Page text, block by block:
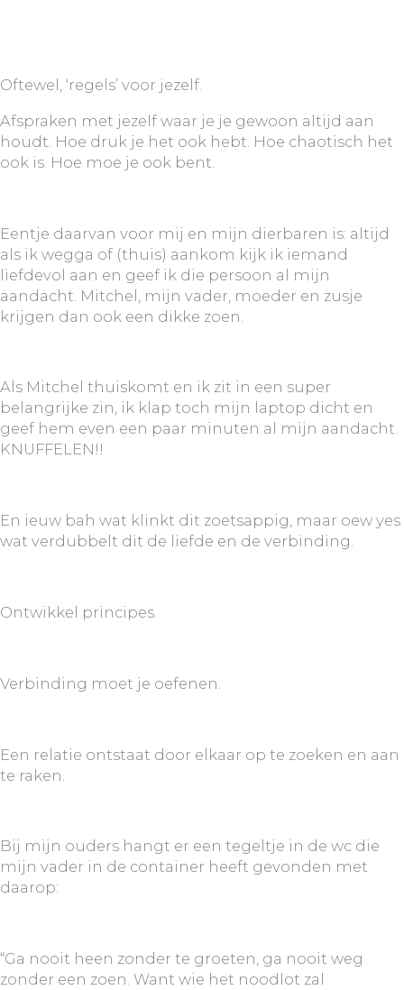
Oftewel, ‘regels’ voor jezelf.
Afspraken met jezelf waar je je gewoon altijd aan
houdt. Hoe druk je het ook hebt. Hoe chaotisch het
ook is. Hoe moe je ook bent.
Eentje daarvan voor mij en mijn dierbaren is: altijd
als ik wegga of (thuis) aankom kijk ik iemand
liefdevol aan en geef ik die persoon al mijn
aandacht. Mitchel, mijn vader, moeder en zusje
krijgen dan ook een dikke zoen.
Als Mitchel thuiskomt en ik zit in een super
belangrijke zin, ik klap toch mijn laptop dicht en
geef hem even een paar minuten al mijn aandacht.
KNUFFELEN!!
En ieuw bah wat klinkt dit zoetsappig, maar oew yes
wat verdubbelt dit de liefde en de verbinding.
Ontwikkel principes.
Verbinding moet je oefenen.
Een relatie ontstaat door elkaar op te zoeken en aan
te raken.
Bij mijn ouders hangt er een tegeltje in de wc die
mijn vader in de container heeft gevonden met
daarop:
“Ga nooit heen zonder te groeten, ga nooit weg
zonder een zoen. Want wie het noodlot zal